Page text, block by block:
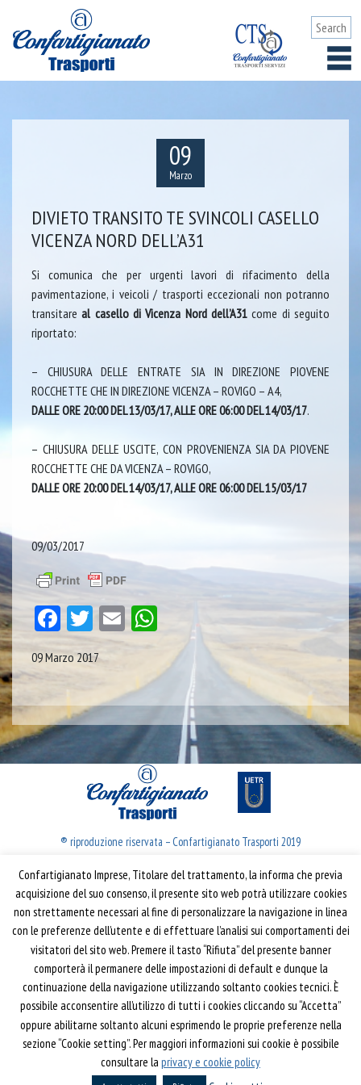
09
Marzo
DIVIETO TRANSITO TE SVINCOLI CASELLO
VICENZA NORD DELL’A31
Si comunica che per urgenti lavori di rifacimento della
pavimentazione, i veicoli / trasporti eccezionali non potranno
transitareal casello di Vicenza Nord dell’A31 come di seguito
riportato:
– CHIUSURA DELLE ENTRATE SIA IN DIREZIONE PIOVENE
ROCCHETTE CHE IN DIREZIONE VICENZA – ROVIGO – A4,
DALLE ORE 20:00 DEL 13/03/17, ALLE ORE 06:00 DEL 14/03/17.
– CHIUSURA DELLE USCITE, CON PROVENIENZA SIA DA PIOVENE
ROCCHETTE CHE DA VICENZA – ROVIGO,
DALLE ORE 20:00 DEL 14/03/17, ALLE ORE 06:00 DEL 15/03/17
09/03/2017
Facebook
Twitter
EmailWhatsApp
09 Marzo 2017
® riproduzione riservata – Confartigianato Trasporti 2019
Confartigianato Trasporti
Via S. Giovanni in Laterano, 152 | 00184 Roma
T: 06 70374.275
trasporti@confartigianato.it
confartigianatotrasporti@pec.it
Privacy e Cookie Policy
Informativa
Riferimenti
Confartigianato Imprese, Titolare del trattamento, la informa che previa
acquisizione del suo consenso, il presente sito web potrà utilizzare cookies
non strettamente necessari al fine di personalizzare la navigazione in linea
con le preferenze dell’utente e di effettuare l’analisi sui comportamenti dei
visitatori del sito web. Premere il tasto “Rifiuta” del presente banner
comporterà il permanere delle impostazioni di default e dunque la
continuazione della navigazione utilizzando soltanto cookies tecnici. È
possibile acconsentire all’utilizzo di tutti i cookies cliccando su “Accetta”
oppure abilitarne soltanto alcuni esprimendo le proprie preferenze nella
sezione “Cookie setting”. Per maggiori informazioni sui cookie è possibile
consultare la privacy e cookie policy